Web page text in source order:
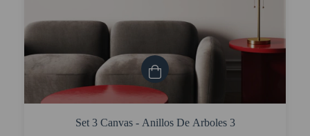
Set 3 Canvas - Anillos De Arboles 3